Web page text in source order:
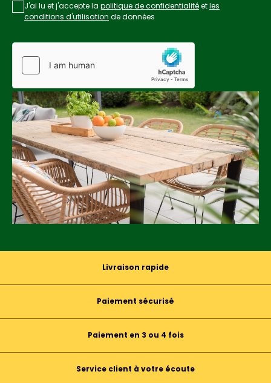
J'ai lu et j'accepte la politique de confidentialitéetles
conditions d'utilisation de données
Livraison rapide
Paiement sécurisé
Paiement en 3 ou 4 fois
Service client à votre écoute